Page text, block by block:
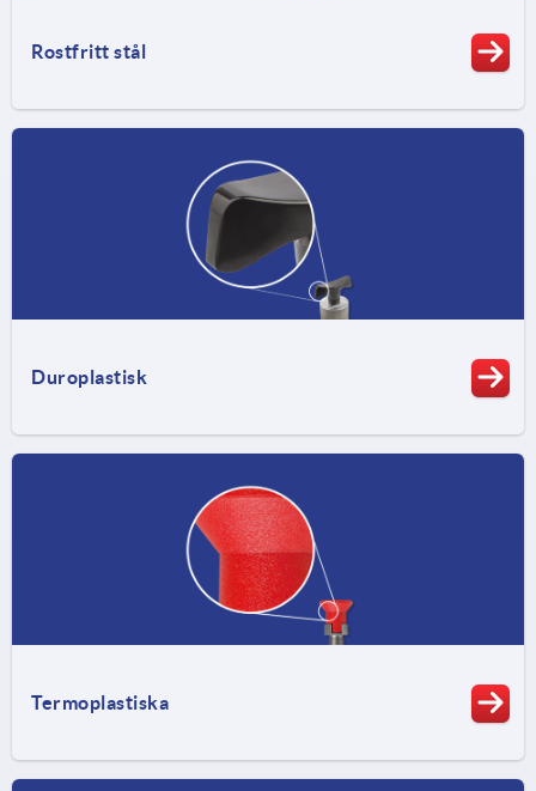
Rostfritt stål
Duroplastisk
Termoplastiska